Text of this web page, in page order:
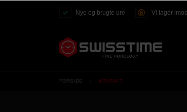
Nye og brugte ure Vi tager
FORSIDE KONTAKT